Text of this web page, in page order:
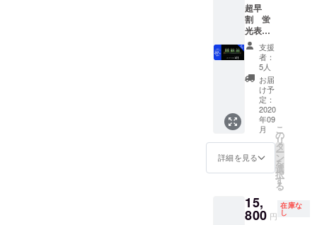
超早
割 蛍
光表示
管置時
計 １個
送料・
消費税
込み 通
常販売
価格
22,000
円より
37%OF
F
支援
者：
5人
お届
け予
定：
2020
年09
月
詳細を見る
こ
の
リ
タ
ー
ン
を
選
択
す
る
15,
800 円
在庫な
し